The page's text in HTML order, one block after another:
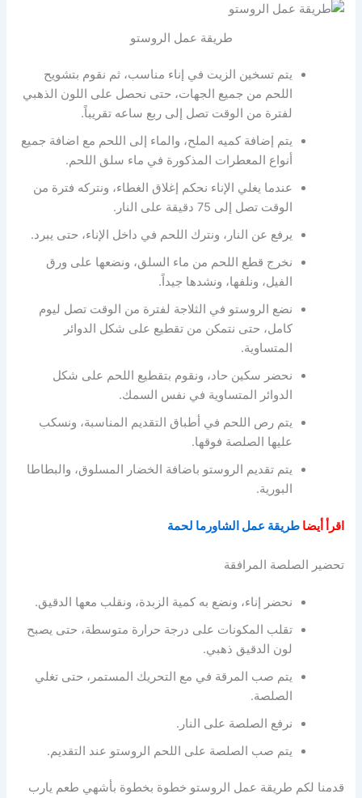
طريقة عمل الروستو
يتم تسخين الزيت في إناء مناسب، ثم نقوم بتشويح
اللحم من جميع الجهات، حتى نحصل على اللون الذهبي
لفترة من الوقت تصل إلى ربع ساعه تقريباً.
يتم إضافة كميه الملح، والماء إلى اللحم مع اضافة جميع
أنواع المعطرات المذكورة في ماء سلق اللحم.
عندما يغلي الإناء نحكم إغلاق الغطاء، ونتركه فترة من
الوقت تصل إلى 75 دقيقة على النار.
يرفع عن النار، ونترك اللحم في داخل الإناء، حتى يبرد.
نخرج قطع اللحم من ماء السلق، ونضعها على ورق
الفيل، ونلفها، ونشدها جيداً.
نضع الروستو في الثلاجة لفترة من الوقت تصل ليوم
كامل، حتى نتمكن من تقطيع على شكل الدوائر
المتساوية.
نحضر سكين حاد، ونقوم بتقطيع اللحم على شكل
الدوائر المتساوية في نفس السمك.
يتم رص اللحم في أطباق التقديم المناسبة، ونسكب
عليها الصلصة فوقها.
يتم تقديم الروستو باضافة الخضار المسلوق، والبطاطا
البورية.
اقرأ أيضاطريقة عمل الشاورما لحمة
تحضير الصلصة المرافقة
نحضر إناء، ونضع به كمية الزبدة، ونقلب معها الدقيق.
تقلب المكونات على درجة حرارة متوسطة، حتى يصبح
لون الدقيق ذهبي.
يتم صب المرقة في مع التحريك المستمر، حتى تغلي
الصلصة.
نرفع الصلصة على النار.
يتم صب الصلصة على اللحم الروستو عند التقديم.
قدمنا لكم طريقة عمل الروستو خطوة بخطوة بأشهي طعم يارب